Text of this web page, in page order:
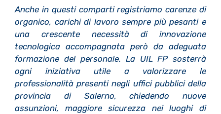
Anche in questi comparti registriamo carenze di
organico, carichi di lavoro sempre più pesanti e
una crescente necessità di innovazione
tecnologica accompagnata però da adeguata
formazione del personale. La UIL FP sosterrà
ogni iniziativa utile a valorizzare le
professionalità presenti negli uffici pubblici della
provincia di Salerno, chiedendo nuove
assunzioni, maggiore sicurezza nei luoghi di